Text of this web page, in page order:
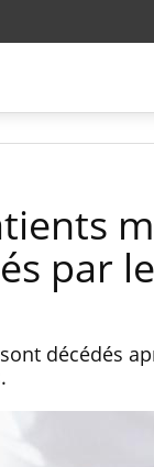
par
décédés